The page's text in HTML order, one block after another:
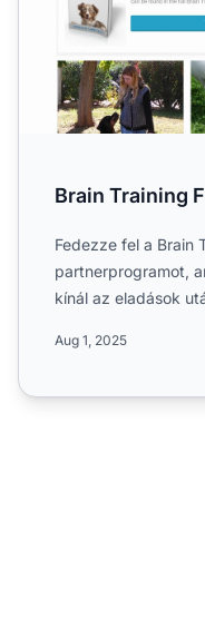
Brain Training
Fedezze fel a Brain
partnerprogramot,
kínál az eladások
Aug 1, 2025